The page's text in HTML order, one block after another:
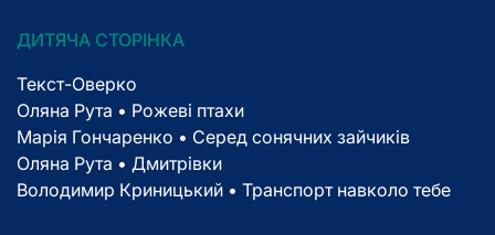
ДИТЯЧА СТОРІНКА
Текст-Оверко
Оляна Рута • Рожеві птахи
Марія Гончаренко • Серед сонячних зайчиків
Оляна Рута • Дмитрівки
Володимир Криницький • Транспорт навколо тебе